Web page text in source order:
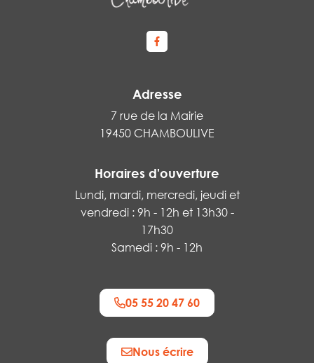
Lien vers le compte Facebook
Adresse
7 rue de la Mairie
19450 CHAMBOULIVE
Horaires d'ouverture
Lundi, mardi, mercredi, jeudi et
vendredi : 9h - 12h et 13h30 -
17h30
Samedi : 9h - 12h
05 55 20 47 60
Nous écrire